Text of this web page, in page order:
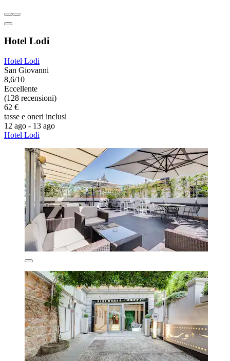
Hotel Lodi
Hotel Lodi
San Giovanni
8,6/10
Eccellente
(128 recensioni)
62 €
tasse e oneri inclusi
12 ago - 13 ago
Hotel Lodi